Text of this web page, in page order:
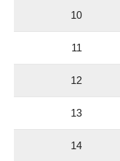
10
11
12
13
14